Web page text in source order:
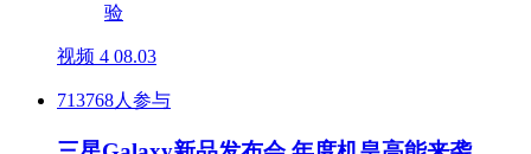
视频 4 08.03
713768人参与